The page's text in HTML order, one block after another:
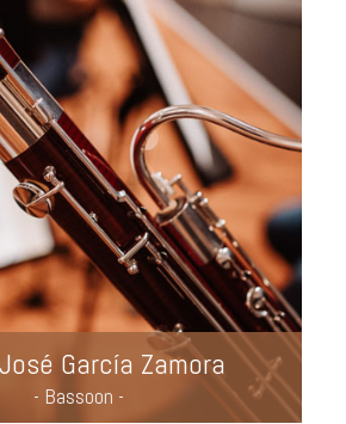
García Zamora
- Bassoon -